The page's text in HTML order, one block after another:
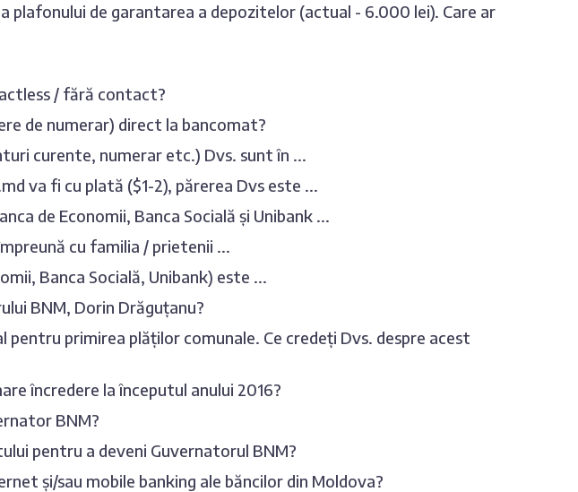
plafonului de garantarea a depozitelor (actual - 6.000 lei). Care ar
/ fără contact?
de numerar) direct la bancomat?
curente, numerar etc.) Dvs. sunt în ...
va fi cu plată ($1-2), părerea Dvs este ...
de Economii, Banca Socială și Unibank ...
cu familia / prietenii ...
Banca Socială, Unibank) este ...
BNM, Dorin Drăguțanu?
pentru primirea plăților comunale. Ce credeți Dvs. despre acest
încredere la începutul anului 2016?
BNM?
pentru a deveni Guvernatorul BNM?
și/sau mobile banking ale băncilor din Moldova?